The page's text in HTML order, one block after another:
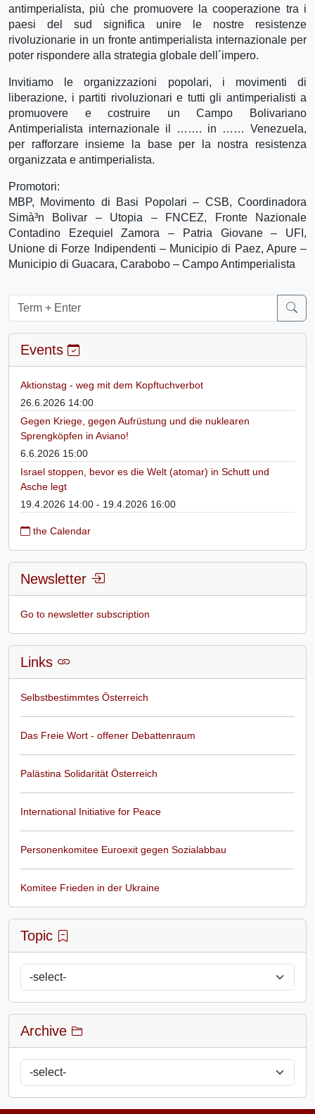
antimperialista, più che promuovere la cooperazione tra i
paesi del sud significa unire le nostre resistenze
rivoluzionarie in un fronte antimperialista internazionale per
poter rispondere alla strategia globale dell´impero.
Invitiamo le organizzazioni popolari, i movimenti di
liberazione, i partiti rivoluzionari e tutti gli antimperialisti a
promuovere e costruire un Campo Bolivariano
Antimperialista internazionale il ……. in …… Venezuela,
per rafforzare insieme la base per la nostra resistenza
organizzata e antimperialista.
Promotori:
MBP, Movimento di Basi Popolari – CSB, Coordinadora
Simà³n Bolivar – Utopia – FNCEZ, Fronte Nazionale
Contadino Ezequiel Zamora – Patria Giovane – UFI,
Unione di Forze Indipendenti – Municipio di Paez, Apure –
Municipio di Guacara, Carabobo – Campo Antimperialista
Events
Aktionstag - weg mit dem Kopftuchverbot
26.6.2026 14:00
Gegen Kriege, gegen Aufrüstung und die nuklearen
Sprengköpfen in Aviano!
6.6.2026 15:00
Israel stoppen, bevor es die Welt (atomar) in Schutt und
Asche legt
19.4.2026 14:00 - 19.4.2026 16:00
the Calendar
Newsletter
Go to newsletter subscription
Links
Selbstbestimmtes Österreich
Das Freie Wort - offener Debattenraum
Palästina Solidarität Österreich
International Initiative for Peace
Personenkomitee Euroexit gegen Sozialabbau
Komitee Frieden in der Ukraine
Topic
Archive